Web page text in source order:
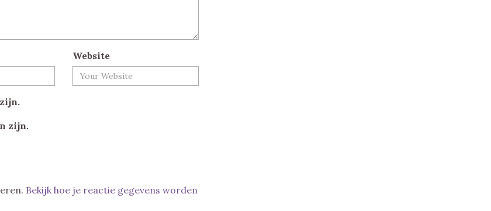
Website
zijn.
Bekijk hoe je reactie gegevens worden